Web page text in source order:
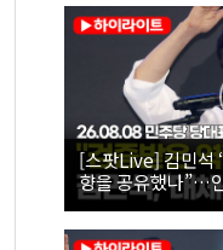
[스팟Live] 김민석
향을 공유했나”…
26.08.08 더불어민
보 인천 합동연설회